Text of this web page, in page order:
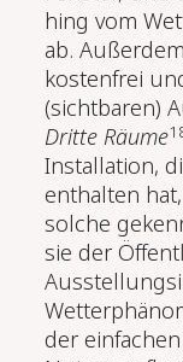
hing vom
ab.
kostenfrei
(sichtbaren)
Dritte Räume
Installation,
enthalten
solche
sie der
der